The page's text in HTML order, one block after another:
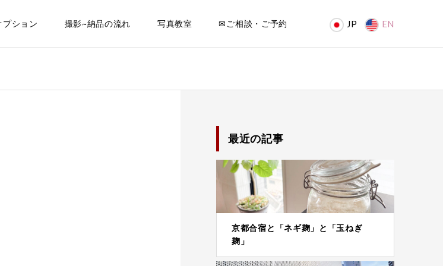
プション 撮影~納品の流れ 写真教室 ✉ご相談・ご予約 JP EN
最近の記事
京都合宿と「ネギ麹」と「玉ねぎ
麹」